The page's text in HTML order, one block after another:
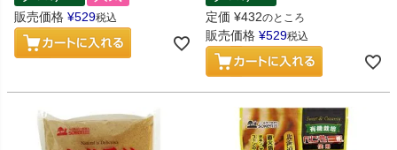
販売価格 ¥529税込 定価 ¥432のところ
販売価格 ¥529税込